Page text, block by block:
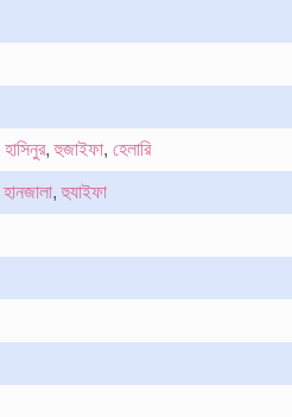
হাসিনুর,হুজাইফা, হেলারি
হানজালা,হুযাইফা